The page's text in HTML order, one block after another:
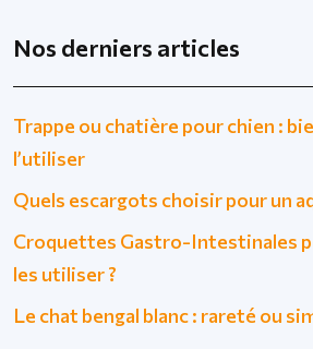
Nos derniers articles
Trappe ou chatière pour chien :
l’utiliser
Quels escargots choisir pour un
Croquettes Gastro-Intestinales
les utiliser ?
Le chat bengal blanc : rareté ou